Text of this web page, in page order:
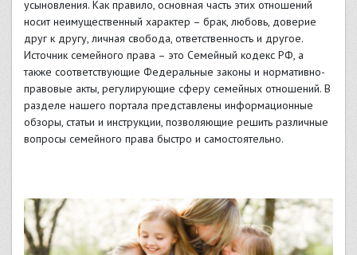
усыновления. Как правило, основная часть этих отношений
носит неимущественный характер – брак, любовь, доверие
друг к другу, личная свобода, ответственность и другое.
Источник семейного права – это Семейный кодекс РФ, а
также соответствующие Федеральные законы и нормативно-
правовые акты, регулирующие сферу семейных отношений. В
разделе нашего портала представлены информационные
обзоры, статьи и инструкции, позволяющие решить различные
вопросы семейного права быстро и самостоятельно.